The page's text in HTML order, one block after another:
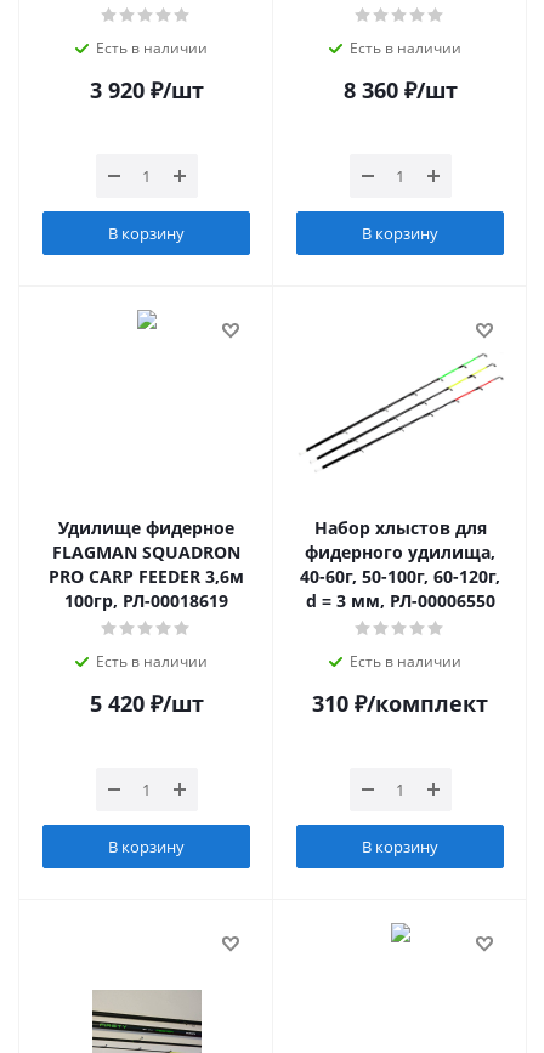
Есть в наличии
3 920₽/шт
В корзину
Есть в наличии
8 360₽/шт
В корзину
Удилище фидерное
FLAGMAN SQUADRON
PRO CARP FEEDER 3,6м
100гр, РЛ-00018619
Есть в наличии
5 420₽/шт
В корзину
Набор хлыстов для
фидерного удилища,
40-60г, 50-100г, 60-120г,
d = 3 мм, РЛ-00006550
Есть в наличии
310 ₽/комплект
В корзину